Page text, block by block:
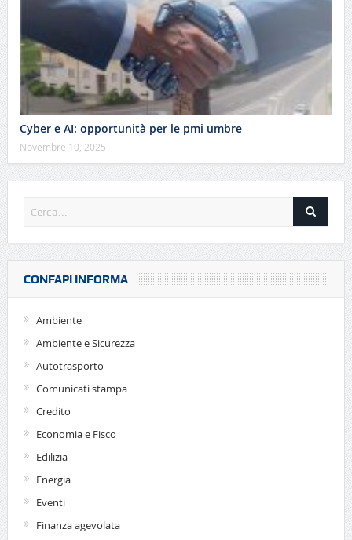
Cyber e AI: opportunità per le pmi umbre
Novembre 10, 2025
CONFAPI INFORMA
Ambiente
Ambiente e Sicurezza
Autotrasporto
Comunicati stampa
Credito
Economia e Fisco
Edilizia
Energia
Eventi
Finanza agevolata